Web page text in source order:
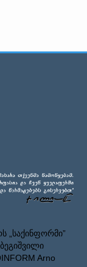
„საქინფორმი”
Arno